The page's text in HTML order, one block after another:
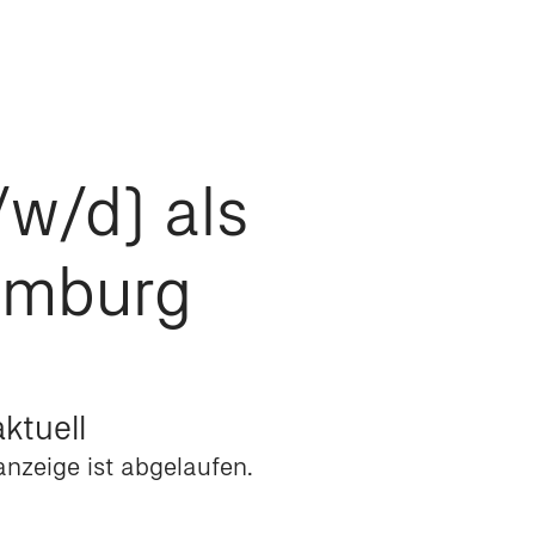
d) als
ist abgelaufen.